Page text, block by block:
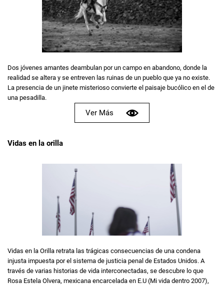
Dos jóvenes amantes deambulan por un campo en abandono, donde la
realidad se altera y se entreven las ruinas de un pueblo que ya no existe.
La presencia de un jinete misterioso convierte el paisaje bucólico en el de
una pesadilla.
Ver Más
Vidas en la orilla
Vidas en la Orilla retrata las trágicas consecuencias de una condena
injusta impuesta por el sistema de justicia penal de Estados Unidos. A
través de varias historias de vida interconectadas, se descubre lo que
Rosa Estela Olvera, mexicana encarcelada en E.U (Mi vida dentro 2007),